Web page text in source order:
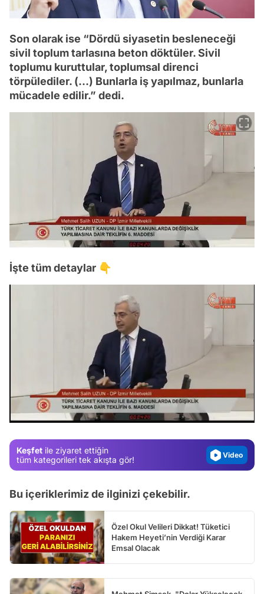
Son olarak ise “Dördü siyasetin besleneceği
sivil toplum tarlasına beton döktüler. Sivil
toplumu kuruttular, toplumsal direnci
törpülediler. (…) Bunlarla iş yapılmaz, bunlarla
mücadele edilir.” dedi.
İşte tüm detaylar 👇
Keşfet ile ziyaret ettiğin
tüm kategorileri tek akışta gör!
Test
Video
Bu içeriklerimiz de ilginizi çekebilir.
Özel Okul Velileri Dikkat! Tüketici
Hakem Heyeti’nin Verdiği Karar
Emsal Olacak